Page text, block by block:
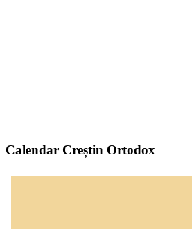
Calendar Creștin Ortodox